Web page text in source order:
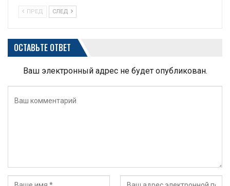
ПРЕД СЛЕД
ОСТАВЬТЕ ОТВЕТ
Ваш электронный адрес не будет опубликован.